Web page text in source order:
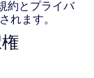
約とプライバ
れます。